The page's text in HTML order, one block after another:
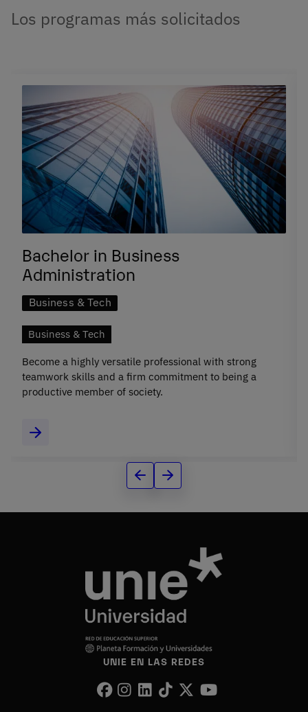
Los programas más solicitados
Bachelor in Business
Administration
Business & Tech
Business & Tech
Become a highly versatile professional with strong
teamwork skills and a firm commitment to being a
productive member of society.
UNIE EN LAS REDES